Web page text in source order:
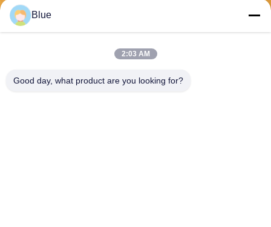
Blue
2:03 AM
Good day, what product are you looking for?